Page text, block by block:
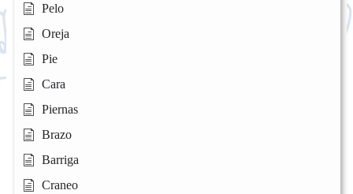
Pelo
Oreja
Pie
Cara
Piernas
Brazo
Barriga
Craneo